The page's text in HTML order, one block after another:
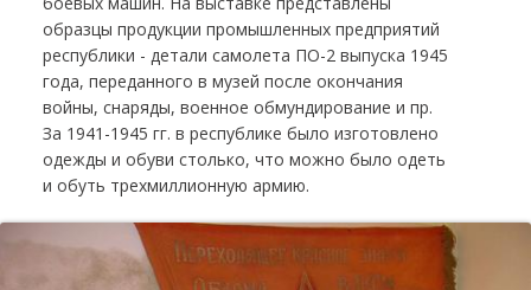
образцы продукции промышленных предприятий
республики - детали самолета ПО-2 выпуска 1945
года, переданного в музей после окончания
войны, снаряды, военное обмундирование и пр.
За 1941-1945 гг. в республике было изготовлено
одежды и обуви столько, что можно было одеть
и обуть трехмиллионную армию.